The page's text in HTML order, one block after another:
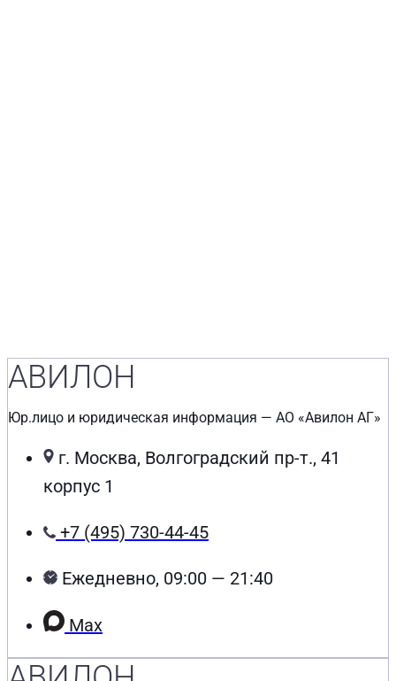
АВИЛОН
Юр.лицо и юридическая информация — АО «Авилон АГ»
г. Москва, Волгоградский пр-т., 41
корпус 1
+7 (495) 730-44-45
Ежедневно, 09:00 — 21:40
Max